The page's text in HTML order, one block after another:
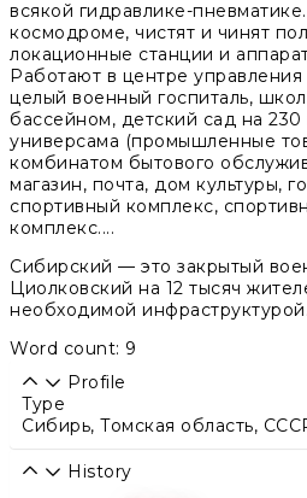
всякой гидравлике-
космодроме, чистят и чинят
локационные станции и
Работают в центре управления
целый военный госпиталь,
бассейном, детский сад на
универсама (промышленные
комбинатом бытового
магазин, почта, дом культуры,
спортивный комплекс,
комплекс....
Сибирский — это закрытый
Циолковский на 12 тысяч
необходимой инфраструктурой.
Word count: 9
Profile
Type
Сибирь, Томская область,
History